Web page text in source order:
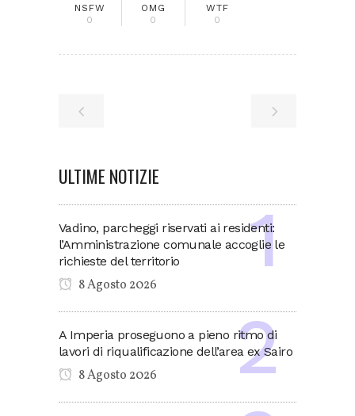
NSFW
0
OMG
0
WTF
0
ULTIME NOTIZIE
Vadino, parcheggi riservati ai residenti:
l’Amministrazione comunale accoglie le
richieste del territorio
8 Agosto 2026
A Imperia proseguono a pieno ritmo di
lavori di riqualificazione dell’area ex Sairo
8 Agosto 2026